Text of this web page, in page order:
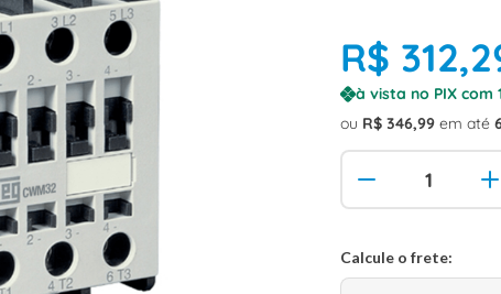
R$ 312,
à vista no PIX com
ou R$ 346,99 em até